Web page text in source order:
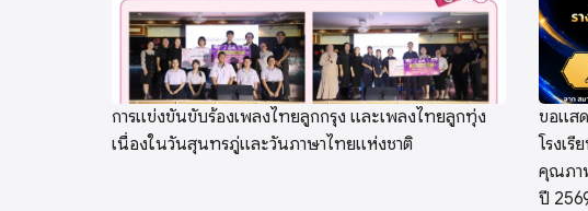
การแข่งขันขับร้องเพลงไทยลูกกรุง และเพลงไทยลูกทุ่ง
เนื่องในวันสุนทรภู่และวันภาษาไทยแห่งชาติ
ขอแส
โรงเรี
คุณภา
ปี